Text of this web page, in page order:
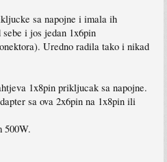
sa napojne i imala ih
i jos jedan 1x6pin
Uredno radila tako i nikad
1x8pin prikljucak sa napojne.
sa ova 2x6pin na 1x8pin ili
500W.